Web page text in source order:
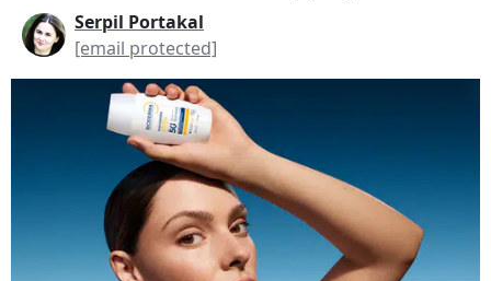
Serpil Portakal
[email protected]